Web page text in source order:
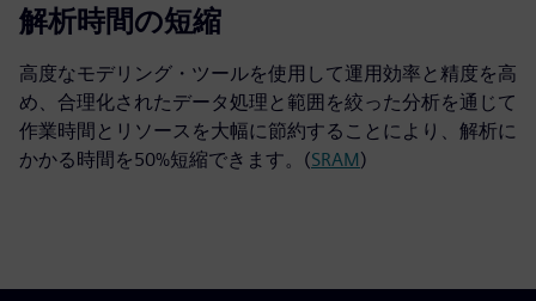
50%
解析時間の短縮
高度なモデリング・ツールを使用して運用効率と精度を高
め、合理化されたデータ処理と範囲を絞った分析を通じて
作業時間とリソースを大幅に節約することにより、解析に
かかる時間を50%短縮できます。(SRAM)